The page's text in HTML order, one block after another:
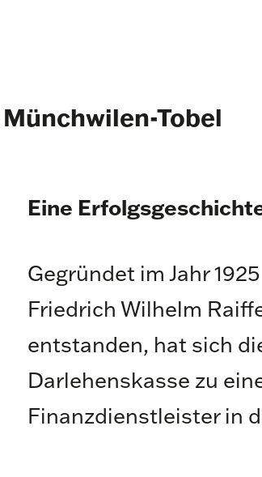
Tobel
Eine
Gegründet im Jahr
Friedrich Wilhelm
entstanden, hat sich
Darlehenskasse zu
Finanzdienstleister in